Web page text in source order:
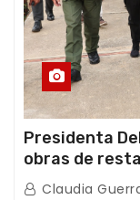
Presidenta
obras de
afectaciones
Claudia